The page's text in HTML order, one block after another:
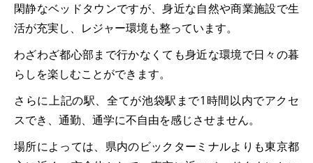
閑静なベッドタウンですが、身近な自然や商業施設で生
活が充実し、レジャー環境も整っています。
わざわざ都心部まで行かなくても身近な環境で日々の暮
らしを楽しむことができます。
さらに上記の駅、全てが池袋駅まで1時間以内でアクセ
スでき、通勤、通学に不自由を感じさせません。
場所によっては、県内のビックターミナルよりも東京都